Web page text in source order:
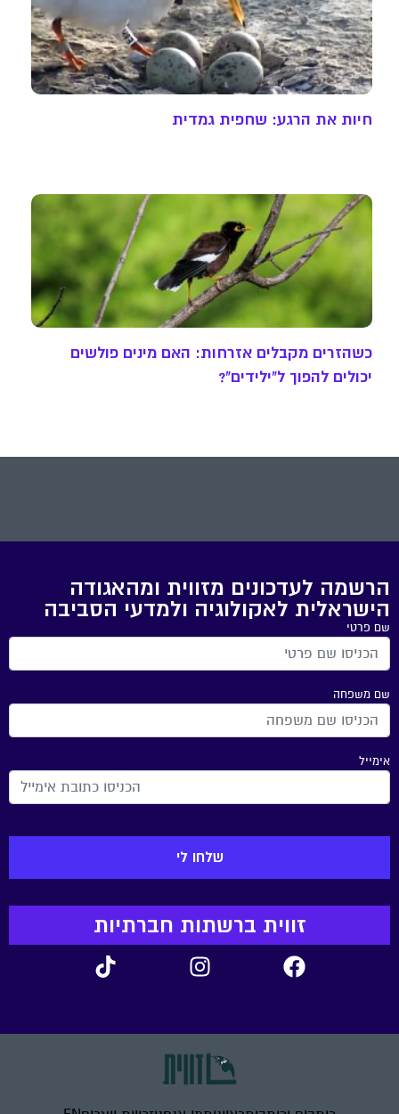
חיות את הרגע: שחפית גמדית
כשהזרים מקבלים אזרחות: האם מינים פולשים
יכולים להפוך ל"ילידים"?
הרשמה לעדכונים מזווית ומהאגודה
הישראלית לאקולוגיה ולמדעי הסביבה
שם פרטי
שם משפחה
אימייל
זווית ברשתות חברתיות